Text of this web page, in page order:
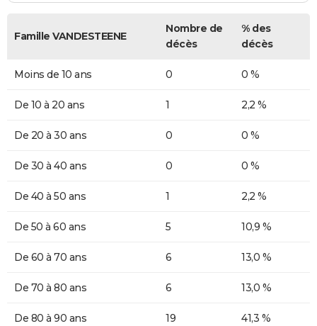
Famille VANDESTEENE
Nombre de
décès
% des
décès
Moins de 10 ans 0 0 %
De 10 à 20 ans 1 2,2 %
De 20 à 30 ans 0 0 %
De 30 à 40 ans 0 0 %
De 40 à 50 ans 1 2,2 %
De 50 à 60 ans 5 10,9 %
De 60 à 70 ans 6 13,0 %
De 70 à 80 ans 6 13,0 %
De 80 à 90 ans 19 41,3 %